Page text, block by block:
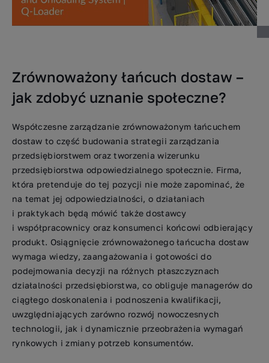
Zrównoważony łańcuch dostaw –
jak zdobyć uznanie społeczne?
Współczesne zarządzanie zrównoważonym łańcuchem
dostaw to część budowania strategii zarządzania
przedsiębiorstwem oraz tworzenia wizerunku
przedsiębiorstwa odpowiedzialnego społecznie. Firma,
która pretenduje do tej pozycji nie może zapominać, że
na temat jej odpowiedzialności, o działaniach
i praktykach będą mówić także dostawcy
i współpracownicy oraz konsumenci końcowi odbierający
produkt. Osiągnięcie zrównoważonego łańcucha dostaw
wymaga wiedzy, zaangażowania i gotowości do
podejmowania decyzji na różnych płaszczyznach
działalności przedsiębiorstwa, co obliguje managerów do
ciągłego doskonalenia i podnoszenia kwalifikacji,
uwzględniających zarówno rozwój nowoczesnych
technologii, jak i dynamicznie przeobrażenia wymagań
rynkowych i zmiany potrzeb konsumentów.